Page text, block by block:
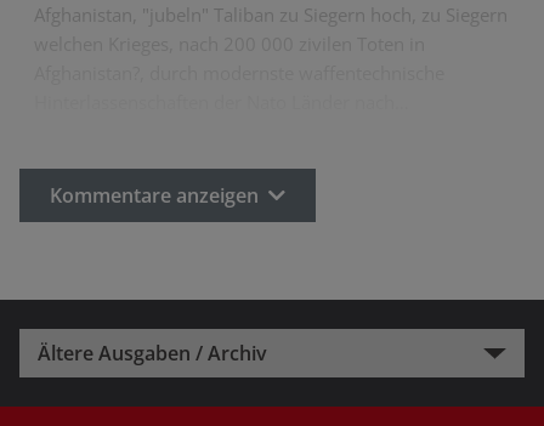
Afghanistan, "jubeln" Taliban zu Siegern hoch, zu Siegern
Kommentare anzeigen
Ältere Ausgaben / Archiv